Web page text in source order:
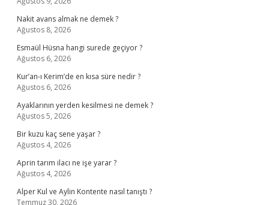
Nakit avans almak ne demek ?
Ağustos 8, 2026
Esmaül Hüsna hangi surede geçiyor ?
Ağustos 6, 2026
Kur’an-ı Kerim’de en kısa süre nedir ?
Ağustos 6, 2026
Ayaklarının yerden kesilmesi ne demek ?
Ağustos 5, 2026
Bir kuzu kaç sene yaşar ?
Ağustos 4, 2026
Aprin tarım ilacı ne işe yarar ?
Ağustos 4, 2026
Alper Kul ve Aylin Kontente nasıl tanıştı ?
Temmuz 30, 2026